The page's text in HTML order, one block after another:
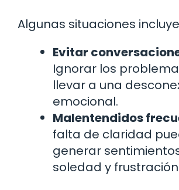
Algunas situaciones
Evitar
Ignorar los
llevar a una
emocional.
Malentendidos
falta de claridad
generar
soledad y